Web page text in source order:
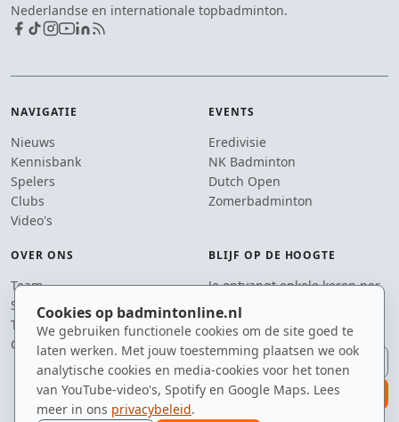
Cookies op badmintonline.nl
We gebruiken functionele cookies om de site goed te
laten werken. Met jouw toestemming plaatsen we ook
analytische cookies en media-cookies voor het tonen
van YouTube-video's, Spotify en Google Maps. Lees
meer in ons privacybeleid.
Nederlandse en internationale topbadminton.
NAVIGATIE
Nieuws
Kennisbank
Spelers
Clubs
Video's
EVENTS
Eredivisie
NK Badminton
Dutch Open
Zomerbadminton
OVER ONS
Team
Supporters
Tip de redactie
Contact
BLIJF OP DE HOOGTE
Je ontvangt enkele keren per
jaar een e-mail met het
laatste badmintonnieuws.
E-mailadres
aanmelden